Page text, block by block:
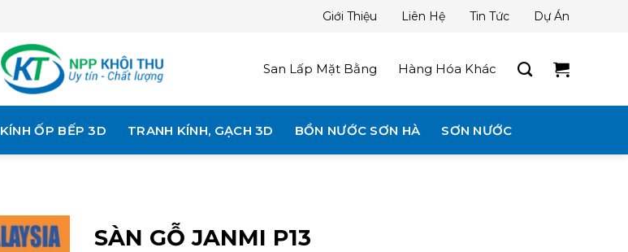
Giới Thiệu Liên Hệ Tin Tức Dự Án
San Lấp Mặt Bằng Hàng Hóa Khác
KÍNH ỐP BẾP 3D TRANH KÍNH, GẠCH 3D BỒN NƯỚC SƠN HÀ SƠN NƯỚC
SÀN GỖ JANMI P13